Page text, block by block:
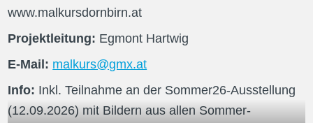
www.malkursdornbirn.at
Projektleitung: Egmont Hartwig
E-Mail: malkurs@gmx.at
Info: Inkl. Teilnahme an der Sommer26-Ausstellung
(12.09.2026) mit Bildern aus allen Sommer-